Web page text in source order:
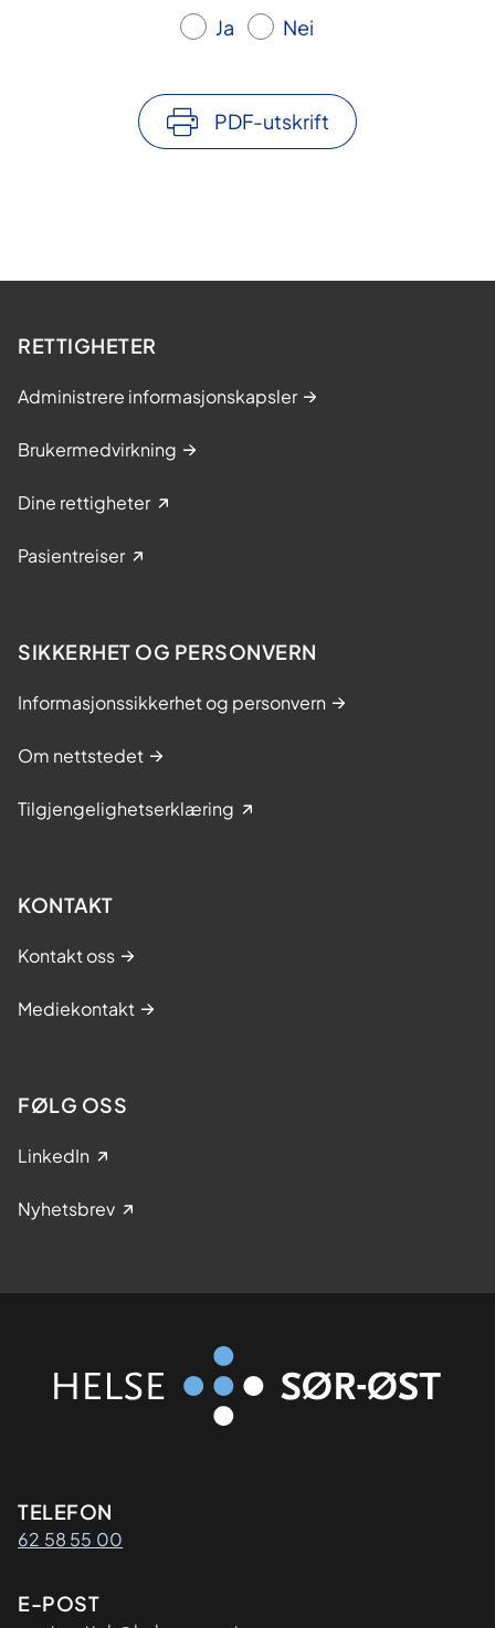
Ja Nei
PDF-utskrift
RETTIGHETER
Administrere informasjonskapsler
Brukermedvirkning
Dine rettigheter
Pasientreiser
SIKKERHET OG PERSONVERN
Informasjonssikkerhet og personvern
Om nettstedet
Tilgjengelighetserklæring
KONTAKT
Kontakt oss
Mediekontakt
FØLG OSS
LinkedIn
Nyhetsbrev
Kontaktinformasjon
TELEFON
62 58 55 00
E-POST